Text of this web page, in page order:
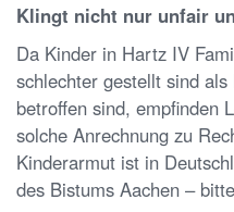
Klingt nicht nur unfair
Da Kinder in Hartz IV
schlechter gestellt sind
betroffen sind, empfinden
solche Anrechnung zu
Kinderarmut ist in
des Bistums Aachen –